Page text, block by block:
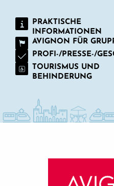
PRAKTISCHE
INFORMATIONEN
AVIGNON FÜR
PROFI-/PRESSE-/
TOURISMUS UND
BEHINDERUNG